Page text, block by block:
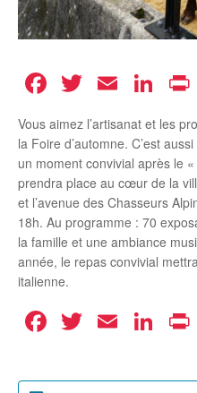
Facebook
Twitter
Email
Vous aimez l’artisanat et les
la Foire d’automne. C’est
un moment convivial après le
prendra place au cœur de la
et l’avenue des Chasseurs
18h. Au programme : 70
la famille et une ambiance
année, le repas convivial
italienne.
Facebook
Twitter
Email